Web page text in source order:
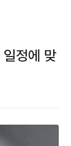
정에 맞